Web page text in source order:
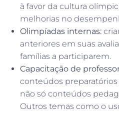
à favor da cultura
melhorias no
Olimpíadas internas:
anteriores em suas
famílias a participarem.
Capacitação de
conteúdos preparatórios
não só conteúdos
Outros temas como o